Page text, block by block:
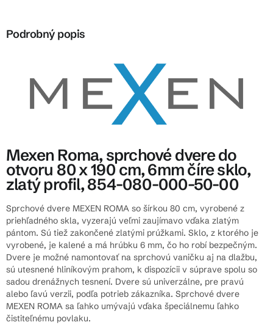
Podrobný popis
Mexen Roma, sprchové dvere do
otvoru 80 x 190 cm, 6mm číre sklo,
zlatý profil, 854-080-000-50-00
Sprchové dvere MEXEN ROMA so šírkou 80 cm, vyrobené z
priehľadného skla, vyzerajú veľmi zaujímavo vďaka zlatým
pántom. Sú tiež zakončené zlatými prúžkami. Sklo, z ktorého je
vyrobené, je kalené a má hrúbku 6 mm, čo ho robí bezpečným.
Dvere je možné namontovať na sprchovú vaničku aj na dlažbu,
sú utesnené hliníkovým prahom, k dispozícii v súprave spolu so
sadou drenážnych tesnení. Dvere sú univerzálne, pre pravú
alebo ľavú verzii, podľa potrieb zákazníka. Sprchové dvere
MEXEN ROMA sa ľahko umývajú vďaka špeciálnemu ľahko
čistiteľnému povlaku.